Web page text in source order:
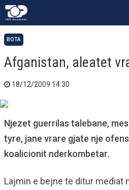
BOTA
Afganistan, aleatet
18/12/2009 14:30
Njezet guerrilas talebane,
tyre, jane vrare gjate nje
koalicionit nderkombetar.
Lajmin e bejne te ditur mediat